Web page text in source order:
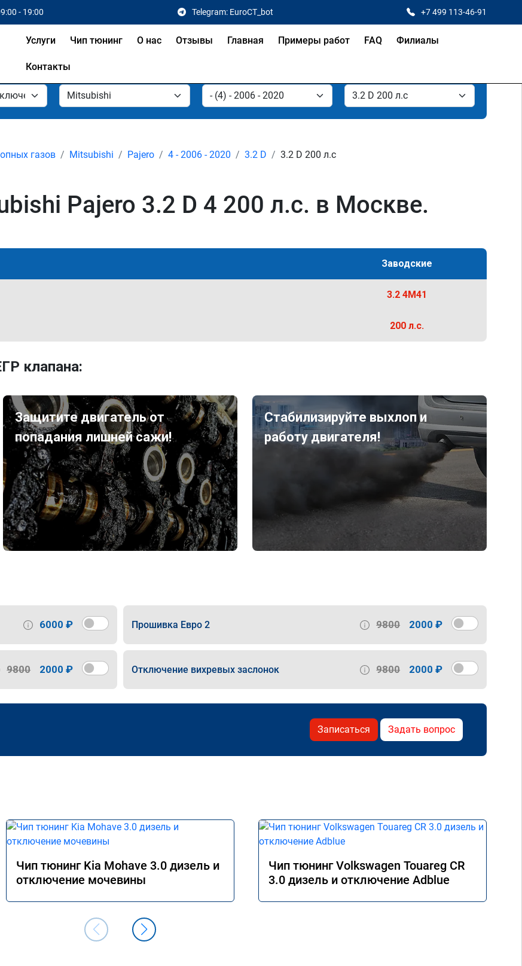
- 19:00 Telegram: EuroCT_bot +7 499 113-46-91
Услуги Чип тюнинг О нас Отзывы Главная Примеры работ FAQ Филиалы
Контакты
газов Mitsubishi Pajero 4 - 2006 - 2020 3.2 D 3.2 D 200 л.с
Pajero 3.2 D 4 200 л.с. в Москве.
Заводские
3.2 4M41
200 л.с.
клапана:
Защитите двигатель от
попадания лишней сажи!
Стабилизируйте выхлоп и
работу двигателя!
6000 ₽ Прошивка Евро 2 9800 2000 ₽
9800 2000 ₽ Отключение вихревых заслонок 9800 2000 ₽
Записаться Задать вопрос
Чип тюнинг Kia Mohave 3.0 дизель и
отключение мочевины
Чип тюнинг Volkswagen Touareg CR
3.0 дизель и отключение Adblue